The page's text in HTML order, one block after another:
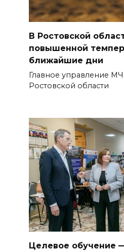
В Ростовской
повышенной
ближайшие дни
Главное управление
Ростовской области
Целевое обучение